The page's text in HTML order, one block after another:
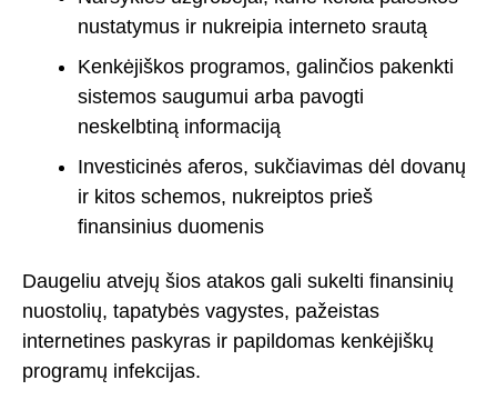
nustatymus ir nukreipia interneto srautą
Kenkėjiškos programos, galinčios pakenkti
sistemos saugumui arba pavogti
neskelbtiną informaciją
Investicinės aferos, sukčiavimas dėl dovanų
ir kitos schemos, nukreiptos prieš
finansinius duomenis
Daugeliu atvejų šios atakos gali sukelti finansinių
nuostolių, tapatybės vagystes, pažeistas
internetines paskyras ir papildomas kenkėjiškų
programų infekcijas.